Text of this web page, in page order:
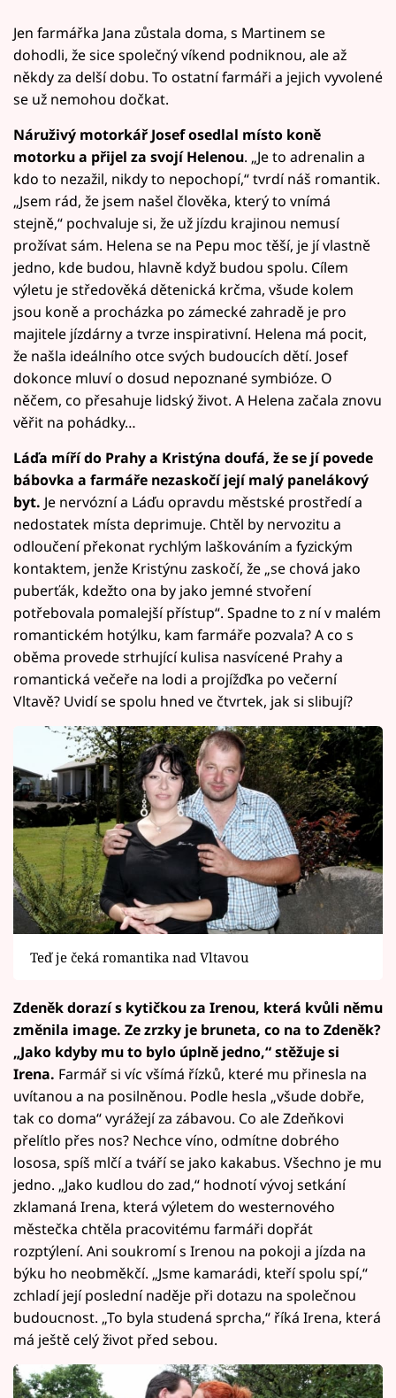
Jen farmářka Jana zůstala doma, s Martinem se
dohodli, že sice společný víkend podniknou, ale až
někdy za delší dobu. To ostatní farmáři a jejich vyvolené
se už nemohou dočkat.
Náruživý motorkář Josef osedlal místo koně
motorku a přijel za svojí Helenou. „Je to adrenalin a
kdo to nezažil, nikdy to nepochopí,“ tvrdí náš romantik.
„Jsem rád, že jsem našel člověka, který to vnímá
stejně,“ pochvaluje si, že už jízdu krajinou nemusí
prožívat sám. Helena se na Pepu moc těší, je jí vlastně
jedno, kde budou, hlavně když budou spolu. Cílem
výletu je středověká dětenická krčma, všude kolem
jsou koně a procházka po zámecké zahradě je pro
majitele jízdárny a tvrze inspirativní. Helena má pocit,
že našla ideálního otce svých budoucích dětí. Josef
dokonce mluví o dosud nepoznané symbióze. O
něčem, co přesahuje lidský život. A Helena začala znovu
věřit na pohádky…
Láďa míří do Prahy a Kristýna doufá, že se jí povede
bábovka a farmáře nezaskočí její malý panelákový
byt. Je nervózní a Láďu opravdu městské prostředí a
nedostatek místa deprimuje. Chtěl by nervozitu a
odloučení překonat rychlým laškováním a fyzickým
kontaktem, jenže Kristýnu zaskočí, že „se chová jako
puberťák, kdežto ona by jako jemné stvoření
potřebovala pomalejší přístup“. Spadne to z ní v malém
romantickém hotýlku, kam farmáře pozvala? A co s
oběma provede strhující kulisa nasvícené Prahy a
romantická večeře na lodi a projížďka po večerní
Vltavě? Uvidí se spolu hned ve čtvrtek, jak si slibují?
Teď je čeká romantika nad Vltavou
Zdeněk dorazí s kytičkou za Irenou, která kvůli němu
změnila image. Ze zrzky je bruneta, co na to Zdeněk?
„Jako kdyby mu to bylo úplně jedno,“ stěžuje si
Irena. Farmář si víc všímá řízků, které mu přinesla na
uvítanou a na posilněnou. Podle hesla „všude dobře,
tak co doma“ vyrážejí za zábavou. Co ale Zdeňkovi
přelítlo přes nos? Nechce víno, odmítne dobrého
lososa, spíš mlčí a tváří se jako kakabus. Všechno je mu
jedno. „Jako kudlou do zad,“ hodnotí vývoj setkání
zklamaná Irena, která výletem do westernového
městečka chtěla pracovitému farmáři dopřát
rozptýlení. Ani soukromí s Irenou na pokoji a jízda na
býku ho neobměkčí. „Jsme kamarádi, kteří spolu spí,“
zchladí její poslední naděje při dotazu na společnou
budoucnost. „To byla studená sprcha,“ říká Irena, která
má ještě celý život před sebou.